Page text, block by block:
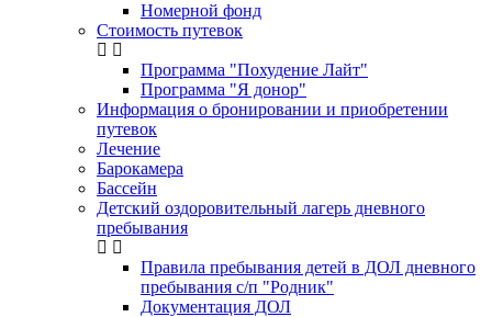
Номерной фонд
Стоимость путевок
Программа "Похудение Лайт"
Программа "Я донор"
Информация о бронировании и приобретении
путевок
Лечение
Барокамера
Бассейн
Детский оздоровительный лагерь дневного
пребывания
Правила пребывания детей в ДОЛ дневного
пребывания с/п "Родник"
Документация ДОЛ